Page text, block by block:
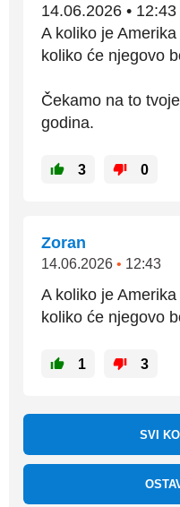
14.06.2026 • 12:43
A koliko je
koliko će njegovo
Čekamo na to
godina.
3 0
Zoran
14.06.2026 • 12:43
A koliko je
koliko će njegovo
1 3
SVI